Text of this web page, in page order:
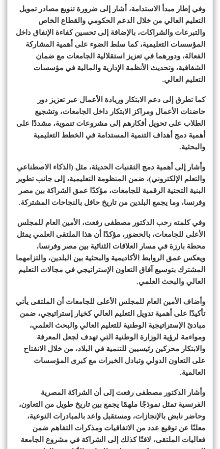
وفي إطار مبدأ الاستدامة، أشار إلى ضرورة تنويع مصادر تمويل
التعليم العالي من خلال الدعم الحكومي والقطاع الخاص
والتبرعات والشراكات، بالإضافة إلى تحسين كفاءة الإنفاق داخل
المؤسسات التعليمية، كما سلط الضوء على أهمية المشاركة
الفعالة، ودورهما في تعزيز استقلالية الجامعات مع ضمان
الشفافية، وتحديث الأنظمة الإدارية والمالية في مؤسسات
التعليم العالي.
كما تطرق إلى دعم الابتكار وريادة الأعمال عبر تعزيز دور
حاضنات الأعمال ومراكز الابتكار داخل الجامعات، وتشجيع
الطلاب على تحويل أفكارهم إلى مشروعات تنموية، مشددًا على
أهمية دمج أهداف التنمية المستدامة في الخطط التعليمية
والبحثية.
وأشار إلى أهمية دمج التقنيات الحديثة، مثل (الذكاء الاصطناعي
والتعلم الإلكتروني)، ضمن المنظومة التعليمية، إلى جانب تطوير
البنية التحتية الرقمية للجامعات، مؤكدًا عمق الشراكة بين مصر
وفرنسا، وما يجمع البلدين من تاريخ حافل بالنجاحات المشتركة.
وفي كلمته رحب الدكتور مصطفى رفعت، الأمين العام للمجلس
الأعلى للجامعات، بالحضور، مؤكدًا أن هذا الملتقى العلمي يمثل
محطة بارزة في مسار العلاقات الثنائية بين مصر وفرنسا،
ويعكس عمق الروابط الأكاديمية والبحثية بين البلدين، والتزامهما
المشترك بتوسيع آفاق التعاون الإستراتيجي في مجالات التعليم
العالي والبحث العلمي.
وأضاف الأمين العام للمجلس الأعلى للجامعات أن الملتقى يأتي
تأكيدًا على أهمية تدويل التعليم العالي كخيار إستراتيجي، ضمن
مبادئ الإستراتيجية الوطنية للتعليم العالي والبحث العلمي،
ومواءمة لرؤية الوزارة الوطنية التي تهدف لجعل المعرفة
والابتكار محركين رئيسيين للتنمية في البلاد، من خلال الانفتاح
على التعاون الدولي وتبادل الخبرات مع كبرى المؤسسات
العالمية.
وأشار الدكتور مصطفى رفعت إلى أن الشراكة المصرية
الفرنسية تمثل نموذجًا ملهمًا يجمع بين تاريخ طويل من التعاون،
وحاضر نابض بالإنجازات، ومستقبل واعد بالمبادرات النوعية،
معلنًا عن توقيع عدد من الاتفاقيات ومذكرات التفاهم ضمن
فعاليات الملتقى، لافتًا كذلك إلى الشراكة في مشروع الجامعة